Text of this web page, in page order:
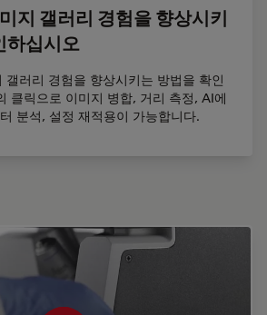
지 갤러리 경험을 향상시키
하십시오
러리 경험을 향상시키는 방법을 확인
클릭으로 이미지 병합, 거리 측정, AI에
분석, 설정 재적용이 가능합니다.